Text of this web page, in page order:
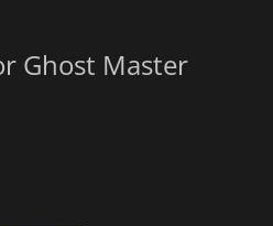
Ghost Master